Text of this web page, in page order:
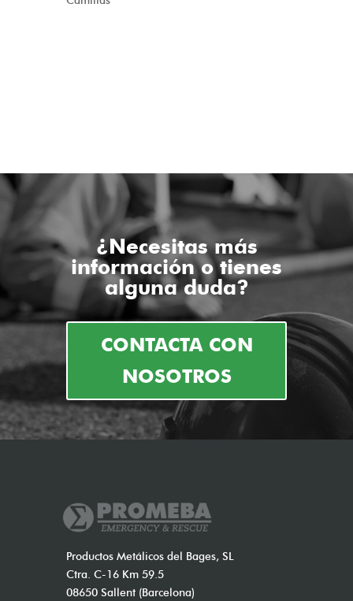
¿Necesitas más
información o tienes
alguna duda?
CONTACTA CON
NOSOTROS
Productos Metálicos del Bages, SL
Ctra. C-16 Km 59.5
08650 Sallent (Barcelona)